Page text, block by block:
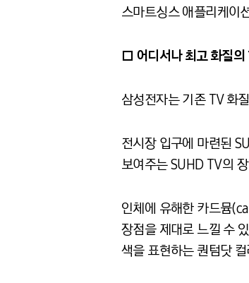
스마트싱스 애플리케이
□ 어디서나 최고 화질
삼성전자는 기존 TV 화
전시장 입구에 마련된
보여주는 SUHD TV의
인체에 유해한 카드뮴
장점을 제대로 느낄 수
색을 표현하는 퀀텀닷